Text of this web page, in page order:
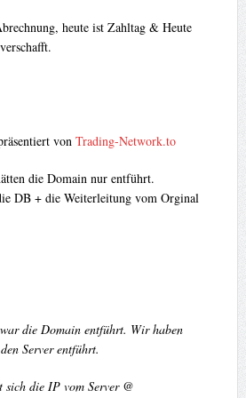
heute ist Zahltag & Heute
von Trading-Network.to
die Domain nur entführt.
DB + die Weiterleitung vom Orginal
die Domain entführt. Wir haben
Server entführt.
sich die IP vom Server @